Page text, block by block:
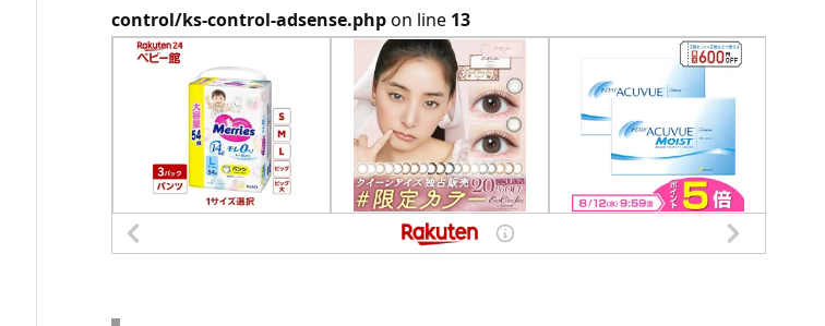
control/ks-control-adsense.phpon line 13